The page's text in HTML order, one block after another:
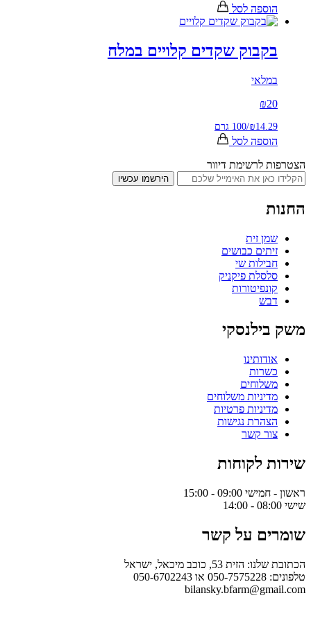
לסל
שקדים קלויים במלח
100 גרם
לסל
לרשימת דיוור
הירשמו עכשיו
זית
כבושים
שי
פיקניק
משלוחים
פרטיות
נגישות
קשר
לקוחות
- 15:00
על קשר
53, כוכב מיכאל, ישראל